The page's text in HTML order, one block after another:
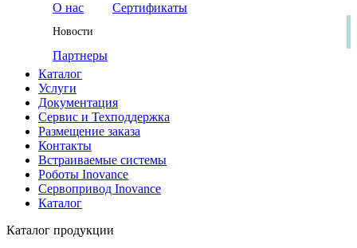
О нас
Сертификаты
Новости
Партнеры
Каталог
Услуги
Документация
Сервис и Техподдержка
Размещение заказа
Контакты
Встраиваемые системы
Роботы Inovance
Сервопривод Inovance
Каталог
Каталог продукции